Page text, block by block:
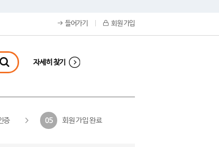
들어가기 회원 가입
자세히 찾기
증 05 회원 가입 완료